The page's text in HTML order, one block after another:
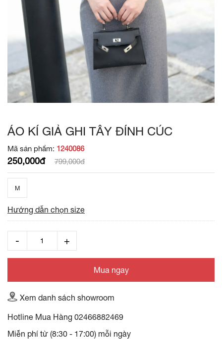
ÁO KÍ GIẢ GHI TÂY ĐÍNH CÚC
Mã sản phẩm: 1240086
250,000đ 799,000đ
M
Hướng dẫn chọn size
Mua ngay
Xem danh sách showroom
Hotline Mua Hàng 02466882469
Miễn phí từ (8:30 - 17:00) mỗi ngày